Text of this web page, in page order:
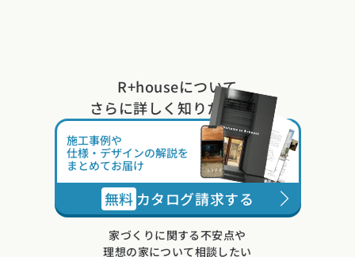
R+houseについて
さらに詳しく知りたい方は
施工事例や
仕様・デザインの解説を
まとめてお届け
無料 カタログ請求する
家づくりに関する不安点や
理想の家について相談したい